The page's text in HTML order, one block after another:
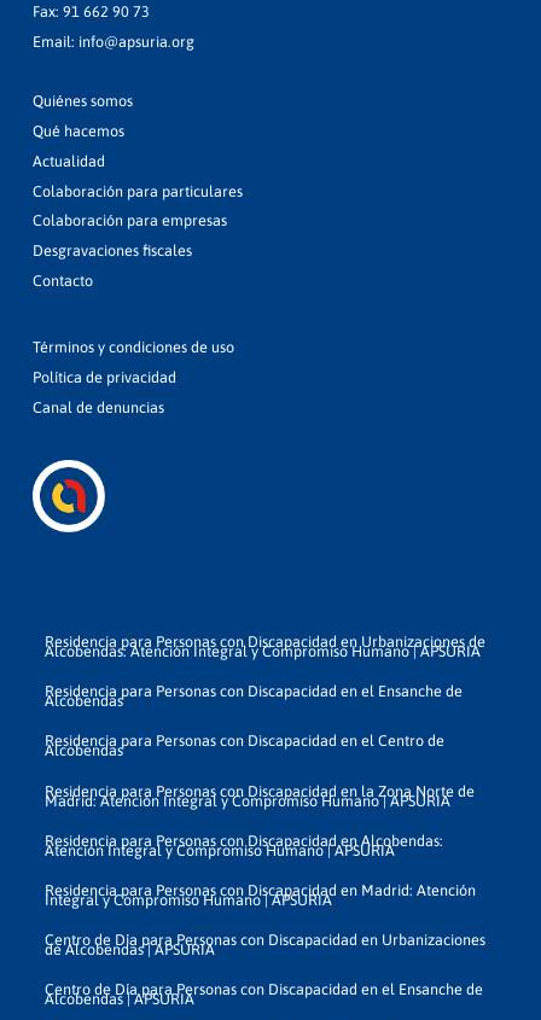
Fax: 91 662 90 73
Email: info@apsuria.org
Quiénes somos
Qué hacemos
Actualidad
Colaboración para particulares
Colaboración para empresas
Desgravaciones fiscales
Contacto
Términos y condiciones de uso
Política de privacidad
Canal de denuncias
Residencia para Personas con Discapacidad en Urbanizaciones de
Alcobendas: Atención Integral y Compromiso Humano | APSURIA
Residencia para Personas con Discapacidad en el Ensanche de
Alcobendas
Residencia para Personas con Discapacidad en el Centro de
Alcobendas
Residencia para Personas con Discapacidad en la Zona Norte de
Madrid: Atención Integral y Compromiso Humano | APSURIA
Residencia para Personas con Discapacidad en Alcobendas:
Atención Integral y Compromiso Humano | APSURIA
Residencia para Personas con Discapacidad en Madrid: Atención
Integral y Compromiso Humano | APSURIA
Centro de Día para Personas con Discapacidad en Urbanizaciones
de Alcobendas | APSURIA
Centro de Día para Personas con Discapacidad en el Ensanche de
Alcobendas | APSURIA